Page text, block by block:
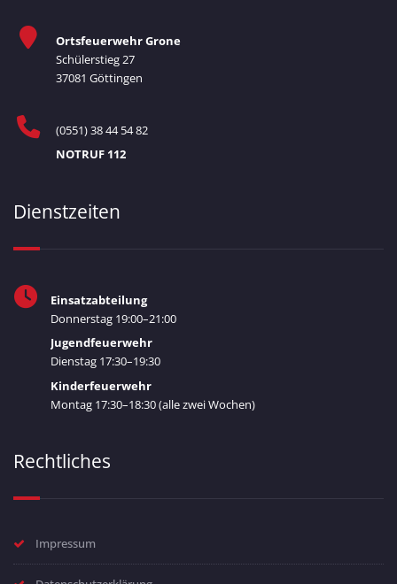
Ortsfeuerwehr Grone
Schülerstieg 27
37081 Göttingen
(0551) 38 44 54 82
NOTRUF 112
Dienstzeiten
Einsatzabteilung
Donnerstag 19:00–21:00
Jugendfeuerwehr
Dienstag 17:30–19:30
Kinderfeuerwehr
Montag 17:30–18:30 (alle zwei Wochen)
Rechtliches
Impressum